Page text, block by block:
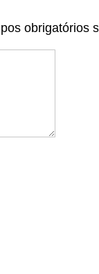
obrigatórios